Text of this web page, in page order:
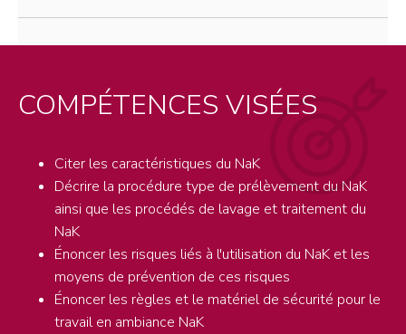
COMPÉTENCES VISÉES
Citer les caractéristiques du NaK
Décrire la procédure type de prélèvement du NaK
ainsi que les procédés de lavage et traitement du
NaK
Énoncer les risques liés à l'utilisation du NaK et les
moyens de prévention de ces risques
Énoncer les règles et le matériel de sécurité pour le
travail en ambiance NaK